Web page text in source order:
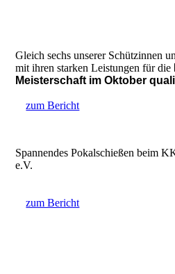
Gleich sechs unserer Schützinnen
mit ihren starken Leistungen für die
Meisterschaft im Oktober
zum Bericht
Spannendes Pokalschießen beim
e.V.
zum Bericht